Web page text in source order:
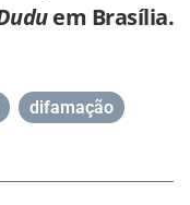
em Brasília.
difamação